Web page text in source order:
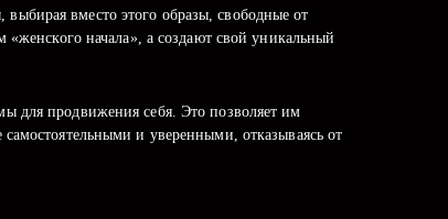
вместо этого образы, свободные от
начала», а создают свой уникальный
для продвижения себя. Это позволяет им
самостоятельными и уверенными, отказываясь от